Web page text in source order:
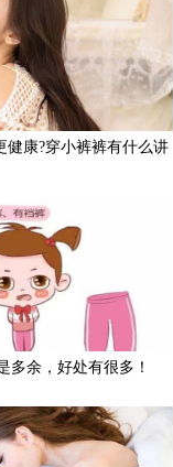
健康?穿小裤裤有什么讲
多余，好处有很多！